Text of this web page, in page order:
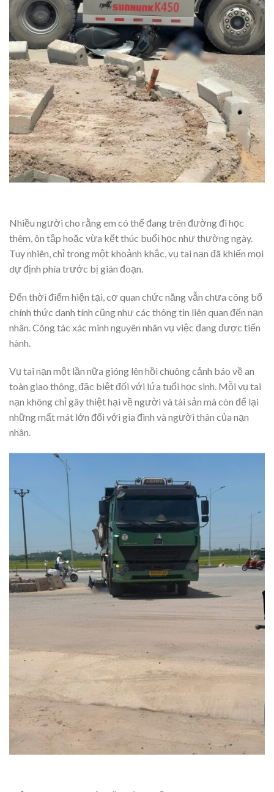
Nhiều người cho rằng em có thể đang trên đường đi học
thêm, ôn tập hoặc vừa kết thúc buổi học như thường ngày.
Tuy nhiên, chỉ trong một khoảnh khắc, vụ tai nạn đã khiến mọi
dự định phía trước bị gián đoạn.
Đến thời điểm hiện tại, cơ quan chức năng vẫn chưa công bố
chính thức danh tính cũng như các thông tin liên quan đến nạn
nhân. Công tác xác minh nguyên nhân vụ việc đang được tiến
hành.
Vụ tai nạn một lần nữa gióng lên hồi chuông cảnh báo về an
toàn giao thông, đặc biệt đối với lứa tuổi học sinh. Mỗi vụ tai
nạn không chỉ gây thiệt hại về người và tài sản mà còn để lại
những mất mát lớn đối với gia đình và người thân của nạn
nhân.